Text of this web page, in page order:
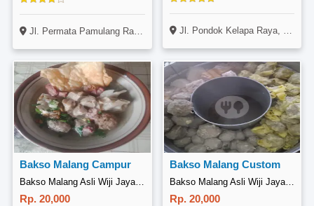
Jl. Permata Pamulang Raya, Blok I4 No. 3, Setu, Tangerang Jl. Pondok Kelapa Raya, Duren Sawit, Jakarta
Bakso Malang Campur
Rp. 20,000
Bakso Malang Custom
Bakso Malang Asli Wiji Jaya, Jagakarsa
Rp. 20,000